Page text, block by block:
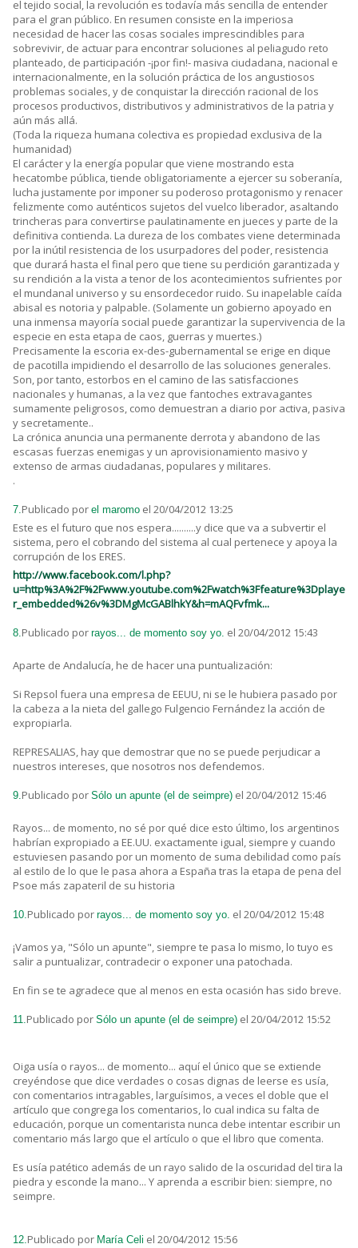
el tejido social, la revolución es todavía más sencilla de entender
para el gran público. En resumen consiste en la imperiosa
necesidad de hacer las cosas sociales imprescindibles para
sobrevivir, de actuar para encontrar soluciones al peliagudo reto
planteado, de participación -¡por fin!- masiva ciudadana, nacional e
internacionalmente, en la solución práctica de los angustiosos
problemas sociales, y de conquistar la dirección racional de los
procesos productivos, distributivos y administrativos de la patria y
aún más allá.
(Toda la riqueza humana colectiva es propiedad exclusiva de la
humanidad)
El carácter y la energía popular que viene mostrando esta
hecatombe pública, tiende obligatoriamente a ejercer su soberanía,
lucha justamente por imponer su poderoso protagonismo y renacer
felizmente como auténticos sujetos del vuelco liberador, asaltando
trincheras para convertirse paulatinamente en jueces y parte de la
definitiva contienda. La dureza de los combates viene determinada
por la inútil resistencia de los usurpadores del poder, resistencia
que durará hasta el final pero que tiene su perdición garantizada y
su rendición a la vista a tenor de los acontecimientos sufrientes por
el mundanal universo y su ensordecedor ruido. Su inapelable caída
abisal es notoria y palpable. (Solamente un gobierno apoyado en
una inmensa mayoría social puede garantizar la supervivencia de la
especie en esta etapa de caos, guerras y muertes.)
Precisamente la escoria ex-des-gubernamental se erige en dique
de pacotilla impidiendo el desarrollo de las soluciones generales.
Son, por tanto, estorbos en el camino de las satisfacciones
nacionales y humanas, a la vez que fantoches extravagantes
sumamente peligrosos, como demuestran a diario por activa, pasiva
y secretamente..
La crónica anuncia una permanente derrota y abandono de las
escasas fuerzas enemigas y un aprovisionamiento masivo y
extenso de armas ciudadanas, populares y militares.
.
7.Publicado por el maromo el 20/04/2012 13:25
Este es el futuro que nos espera..........y dice que va a subvertir el
sistema, pero el cobrando del sistema al cual pertenece y apoya la
corrupción de los ERES.
http://www.facebook.com/l.php?
u=http%3A%2F%2Fwww.youtube.com%2Fwatch%3Ffeature%3Dplaye
r_embedded%26v%3DMgMcGABlhkY&h=mAQFvfmk...
8.Publicado por rayos... de momento soy yo. el 20/04/2012 15:43
Aparte de Andalucía, he de hacer una puntualización:
Si Repsol fuera una empresa de EEUU, ni se le hubiera pasado por
la cabeza a la nieta del gallego Fulgencio Fernández la acción de
expropiarla.
REPRESALIAS, hay que demostrar que no se puede perjudicar a
nuestros intereses, que nosotros nos defendemos.
9.Publicado por Sólo un apunte (el de seimpre) el 20/04/2012 15:46
Rayos... de momento, no sé por qué dice esto último, los argentinos
habrían expropiado a EE.UU. exactamente igual, siempre y cuando
estuviesen pasando por un momento de suma debilidad como país
al estilo de lo que le pasa ahora a España tras la etapa de pena del
Psoe más zapateril de su historia
10.Publicado por rayos... de momento soy yo. el 20/04/2012 15:48
¡Vamos ya, "Sólo un apunte", siempre te pasa lo mismo, lo tuyo es
salir a puntualizar, contradecir o exponer una patochada.
En fin se te agradece que al menos en esta ocasión has sido breve.
11.Publicado por Sólo un apunte (el de seimpre) el 20/04/2012 15:52
Oiga usía o rayos... de momento... aquí el único que se extiende
creyéndose que dice verdades o cosas dignas de leerse es usía,
con comentarios intragables, larguísimos, a veces el doble que el
artículo que congrega los comentarios, lo cual indica su falta de
educación, porque un comentarista nunca debe intentar escribir un
comentario más largo que el artículo o que el libro que comenta.
Es usía patético además de un rayo salido de la oscuridad del tira la
piedra y esconde la mano... Y aprenda a escribir bien: siempre, no
seimpre.
12.Publicado por María Celi el 20/04/2012 15:56